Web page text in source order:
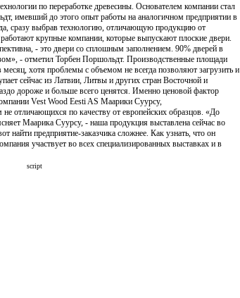
по переработке древесины. Основателем компании стал
имевший до этого опыт работы на аналогичном предприятии в
сразу выбрав технологию, отличающую продукцию от
крупные компании, которые выпускают плоские двери.
- это двери со сплошным заполнением. 90% дверей в
- отметил Торбен Поршольдт. Производственные площади
хотя проблемы с объемом не всегда позволяют загрузить и
сейчас из Латвии, Литвы и других стран Восточной и
дороже и больше всего ценятся. Именно ценовой фактор
Vest Wood Eesti AS Маарики Суурсу,
не отличающихся по качеству от европейских образцов. «До
Маарика Суурсу, - наша продукция выставлена сейчас во
найти предприятие-заказчика сложнее. Как узнать, что он
участвует во всех специализированных выставках и в
script